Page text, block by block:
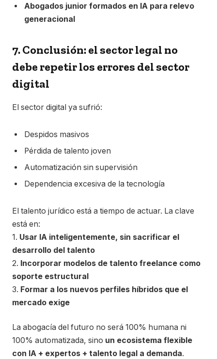
Abogados junior formados en IA para relevo
generacional
7. Conclusión: el sector legal no
debe repetir los errores del sector
digital
El sector digital ya sufrió:
Despidos masivos
Pérdida de talento joven
Automatización sin supervisión
Dependencia excesiva de la tecnología
El talento jurídico está a tiempo de actuar. La clave
está en:
1. Usar IA inteligentemente, sin sacrificar el
desarrollo del talento
2. Incorporar modelos de talento freelance como
soporte estructural
3. Formar a los nuevos perfiles híbridos que el
mercado exige
La abogacía del futuro no será 100% humana ni
100% automatizada, sino un ecosistema flexible
con IA + expertos + talento legal a demanda.